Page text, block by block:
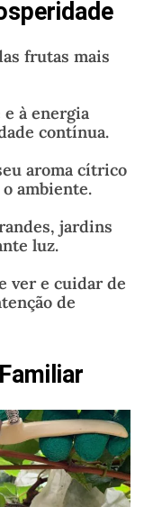
frutas mais
à energia
contínua.
aroma cítrico
ambiente.
jardins
luz.
ver e cuidar de
de